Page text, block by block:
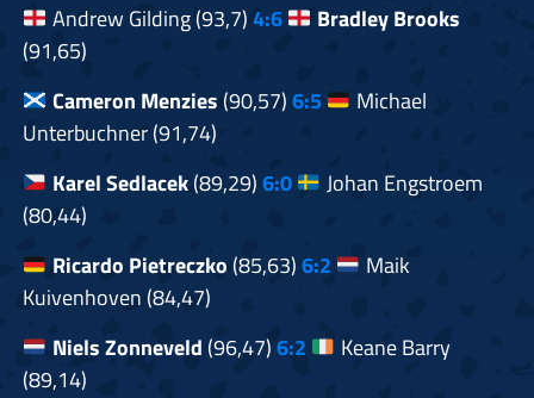
Andrew Gilding (93,7)4:6
Bradley Brooks
(91,65)
Cameron Menzies (90,57)6:5
Michael
Unterbuchner (91,74)
Karel Sedlacek(89,29)6:0
Johan Engstroem
(80,44)
Ricardo Pietreczko (85,63)6:2
Maik
Kuivenhoven (84,47)
Niels Zonneveld (96,47)6:2
Keane Barry
(89,14)